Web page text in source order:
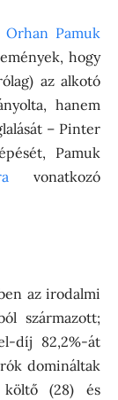
Orhan Pamuk
hogy
az alkotó
hanem
– Pinter
Pamuk
vonatkozó
az irodalmi
származott;
díj 82,2%-át
domináltak
költő (28) és